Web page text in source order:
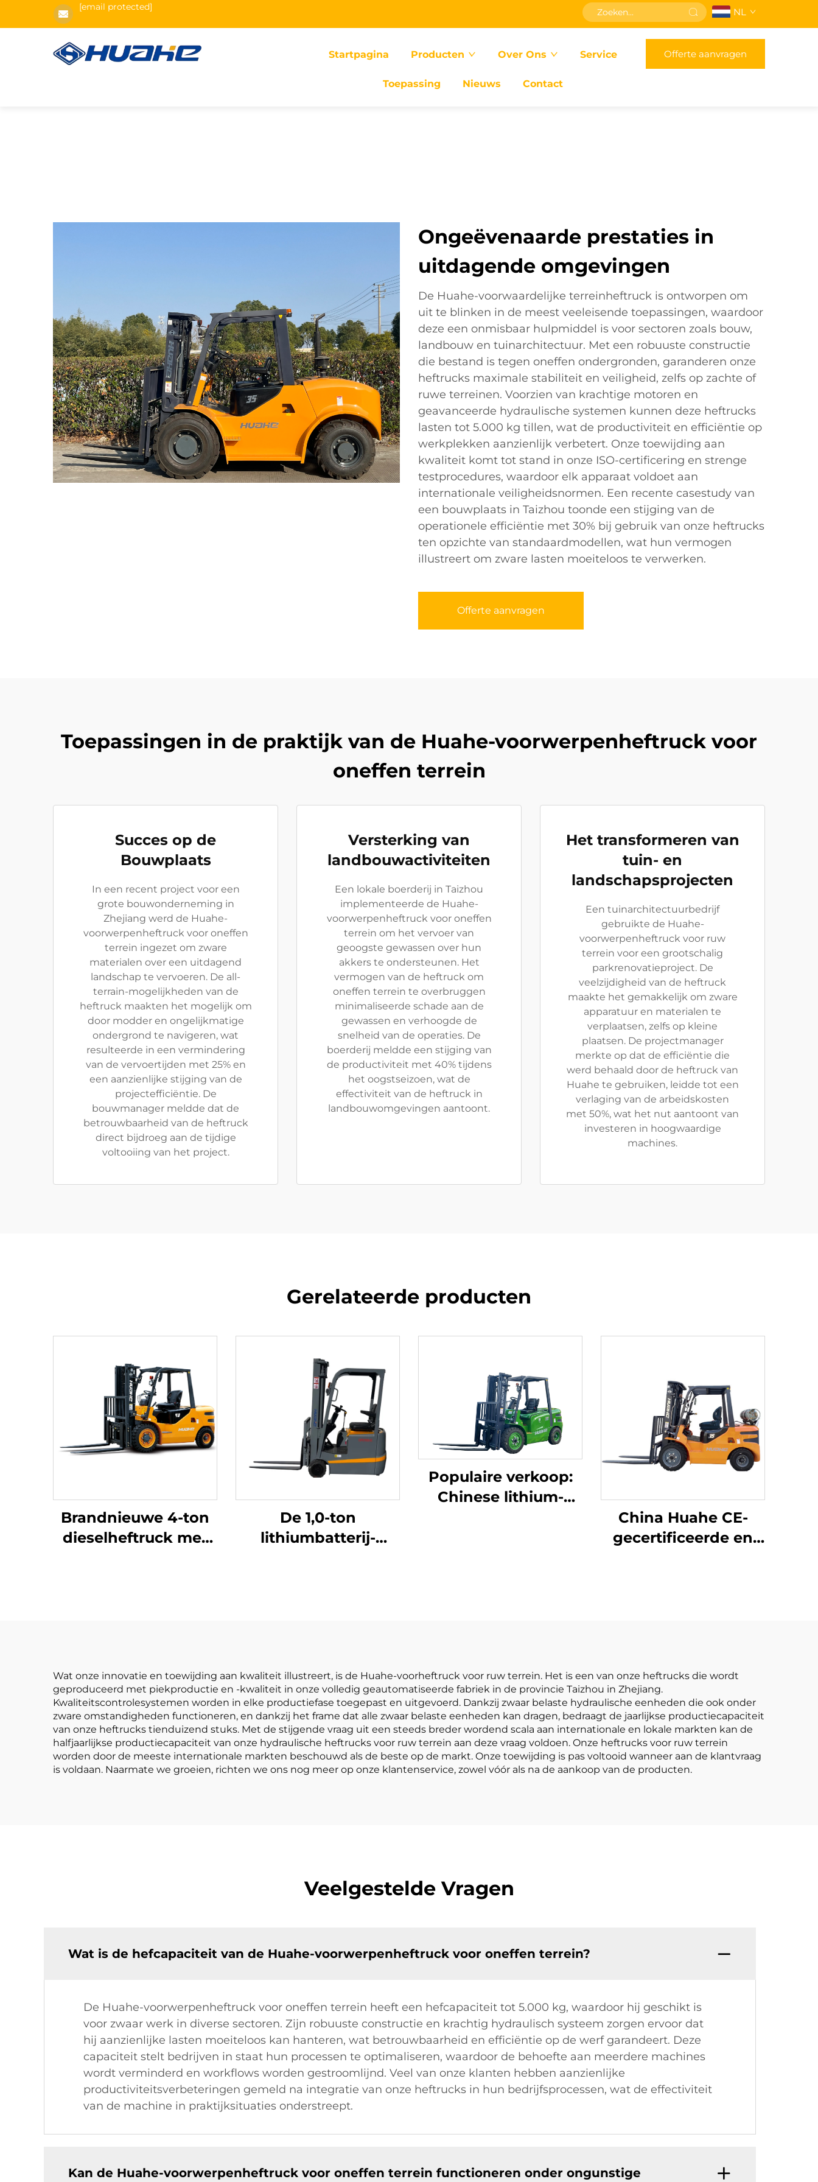
[email protected] NL
Startpagina Producten Over Ons Service
Toepassing Nieuws Contact
Offerte aanvragen
Ongeëvenaarde prestaties in
uitdagende omgevingen
De Huahe-voorwaardelijke terreinheftruck is ontworpen om
uit te blinken in de meest veeleisende toepassingen, waardoor
deze een onmisbaar hulpmiddel is voor sectoren zoals bouw,
landbouw en tuinarchitectuur. Met een robuuste constructie
die bestand is tegen oneffen ondergronden, garanderen onze
heftrucks maximale stabiliteit en veiligheid, zelfs op zachte of
ruwe terreinen. Voorzien van krachtige motoren en
geavanceerde hydraulische systemen kunnen deze heftrucks
lasten tot 5.000 kg tillen, wat de productiviteit en efficiëntie op
werkplekken aanzienlijk verbetert. Onze toewijding aan
kwaliteit komt tot stand in onze ISO-certificering en strenge
testprocedures, waardoor elk apparaat voldoet aan
internationale veiligheidsnormen. Een recente casestudy van
een bouwplaats in Taizhou toonde een stijging van de
operationele efficiëntie met 30% bij gebruik van onze heftrucks
ten opzichte van standaardmodellen, wat hun vermogen
illustreert om zware lasten moeiteloos te verwerken.
Offerte aanvragen
Toepassingen in de praktijk van de Huahe-voorwerpenheftruck voor
oneffen terrein
Succes op de
Bouwplaats
In een recent project voor een
grote bouwonderneming in
Zhejiang werd de Huahe-
voorwerpenheftruck voor oneffen
terrein ingezet om zware
materialen over een uitdagend
landschap te vervoeren. De all-
terrain-mogelijkheden van de
heftruck maakten het mogelijk om
door modder en ongelijkmatige
ondergrond te navigeren, wat
resulteerde in een vermindering
van de vervoertijden met 25% en
een aanzienlijke stijging van de
projectefficiëntie. De
bouwmanager meldde dat de
betrouwbaarheid van de heftruck
direct bijdroeg aan de tijdige
voltooiing van het project.
Versterking van
landbouwactiviteiten
Een lokale boerderij in Taizhou
implementeerde de Huahe-
voorwerpenheftruck voor oneffen
terrein om het vervoer van
geoogste gewassen over hun
akkers te ondersteunen. Het
vermogen van de heftruck om
oneffen terrein te overbruggen
minimaliseerde schade aan de
gewassen en verhoogde de
snelheid van de operaties. De
boerderij meldde een stijging van
de productiviteit met 40% tijdens
het oogstseizoen, wat de
effectiviteit van de heftruck in
landbouwomgevingen aantoont.
Het transformeren van
tuin- en
landschapsprojecten
Een tuinarchitectuurbedrijf
gebruikte de Huahe-
voorwerpenheftruck voor ruw
terrein voor een grootschalig
parkrenovatieproject. De
veelzijdigheid van de heftruck
maakte het gemakkelijk om zware
apparatuur en materialen te
verplaatsen, zelfs op kleine
plaatsen. De projectmanager
merkte op dat de efficiëntie die
werd behaald door de heftruck van
Huahe te gebruiken, leidde tot een
verlaging van de arbeidskosten
met 50%, wat het nut aantoont van
investeren in hoogwaardige
machines.
Gerelateerde producten
Brandnieuwe 4-ton
dieselheftruck met
De 1,0-ton
lithiumbatterij-
Populaire verkoop:
Chinese lithium-
China Huahe CE-
gecertificeerde en
Wat onze innovatie en toewijding aan kwaliteit illustreert, is de Huahe-voorheftruck voor ruw terrein. Het is een van onze heftrucks die wordt
geproduceerd met piekproductie en -kwaliteit in onze volledig geautomatiseerde fabriek in de provincie Taizhou in Zhejiang.
Kwaliteitscontrolesystemen worden in elke productiefase toegepast en uitgevoerd. Dankzij zwaar belaste hydraulische eenheden die ook onder
zware omstandigheden functioneren, en dankzij het frame dat alle zwaar belaste eenheden kan dragen, bedraagt de jaarlijkse productiecapaciteit
van onze heftrucks tienduizend stuks. Met de stijgende vraag uit een steeds breder wordend scala aan internationale en lokale markten kan de
halfjaarlijkse productiecapaciteit van onze hydraulische heftrucks voor ruw terrein aan deze vraag voldoen. Onze heftrucks voor ruw terrein
worden door de meeste internationale markten beschouwd als de beste op de markt. Onze toewijding is pas voltooid wanneer aan de klantvraag
is voldaan. Naarmate we groeien, richten we ons nog meer op onze klantenservice, zowel vóór als na de aankoop van de producten.
Veelgestelde Vragen
Wat is de hefcapaciteit van de Huahe-voorwerpenheftruck voor oneffen terrein?
De Huahe-voorwerpenheftruck voor oneffen terrein heeft een hefcapaciteit tot 5.000 kg, waardoor hij geschikt is
voor zwaar werk in diverse sectoren. Zijn robuuste constructie en krachtig hydraulisch systeem zorgen ervoor dat
hij aanzienlijke lasten moeiteloos kan hanteren, wat betrouwbaarheid en efficiëntie op de werf garandeert. Deze
capaciteit stelt bedrijven in staat hun processen te optimaliseren, waardoor de behoefte aan meerdere machines
wordt verminderd en workflows worden gestroomlijnd. Veel van onze klanten hebben aanzienlijke
productiviteitsverbeteringen gemeld na integratie van onze heftrucks in hun bedrijfsprocessen, wat de effectiviteit
van de machine in praktijksituaties onderstreept.
Kan de Huahe-voorwerpenheftruck voor oneffen terrein functioneren onder ongunstige